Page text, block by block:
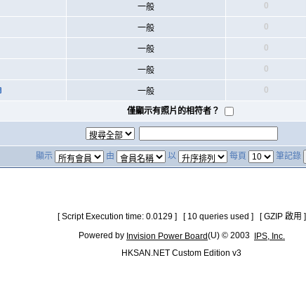
一般 0
一般 0
一般 0
一般 0
一般 0
僅顯示有照片的相符者？
顯示 由 以 每頁 筆記錄
[ Script Execution time: 0.0129 ] [ 10 queries used ] [ GZIP 啟用 ]
Powered by Invision Power Board(U) © 2003
IPS, Inc.
HKSAN.NET Custom Edition v3